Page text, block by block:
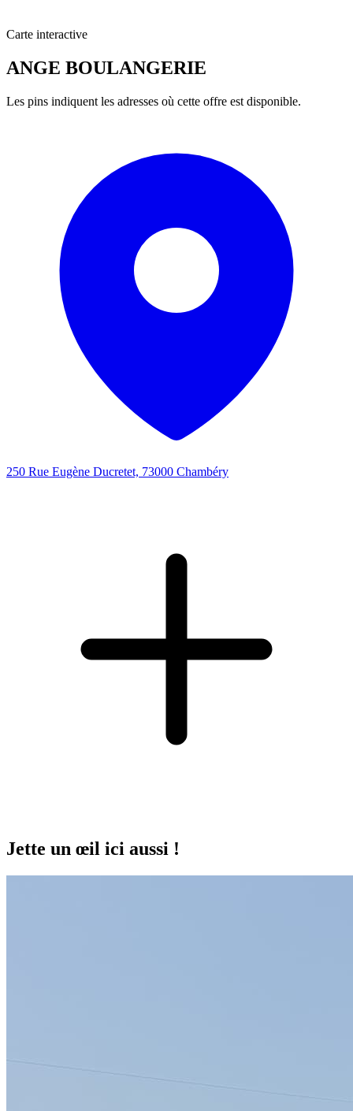
Carte interactive
ANGE BOULANGERIE
Les pins indiquent les adresses où cette offre est disponible.
250 Rue Eugène Ducretet, 73000 Chambéry
Jette un œil ici aussi !